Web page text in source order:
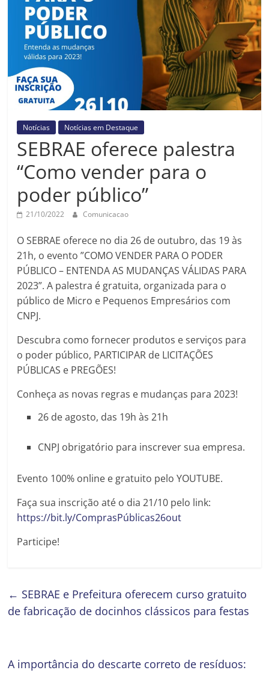
Prefeitura
Estância
Turística
Guaratinguetá
Notícias Notícias em Destaque
SEBRAE oferece palestra
“Como vender para o
poder público”
21/10/2022 Comunicacao
O SEBRAE oferece no dia 26 de outubro, das 19 às
21h, o evento ”COMO VENDER PARA O PODER
PÚBLICO – ENTENDA AS MUDANÇAS VÁLIDAS PARA
2023”. A palestra é gratuita, organizada para o
público de Micro e Pequenos Empresários com
CNPJ.
Descubra como fornecer produtos e serviços para
o poder público, PARTICIPAR de LICITAÇÕES
PÚBLICAS e PREGÕES!
Conheça as novas regras e mudanças para 2023!
26 de agosto, das 19h às 21h
CNPJ obrigatório para inscrever sua empresa.
Evento 100% online e gratuito pelo YOUTUBE.
Faça sua inscrição até o dia 21/10 pelo link:
https://bit.ly/ComprasPúblicas26out
Participe!
← SEBRAE e Prefeitura oferecem curso gratuito
de fabricação de docinhos clássicos para festas
A importância do descarte correto de resíduos: